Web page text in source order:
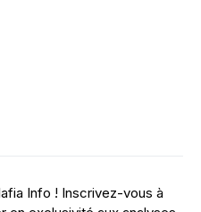
Info ! Inscrivez-vous à